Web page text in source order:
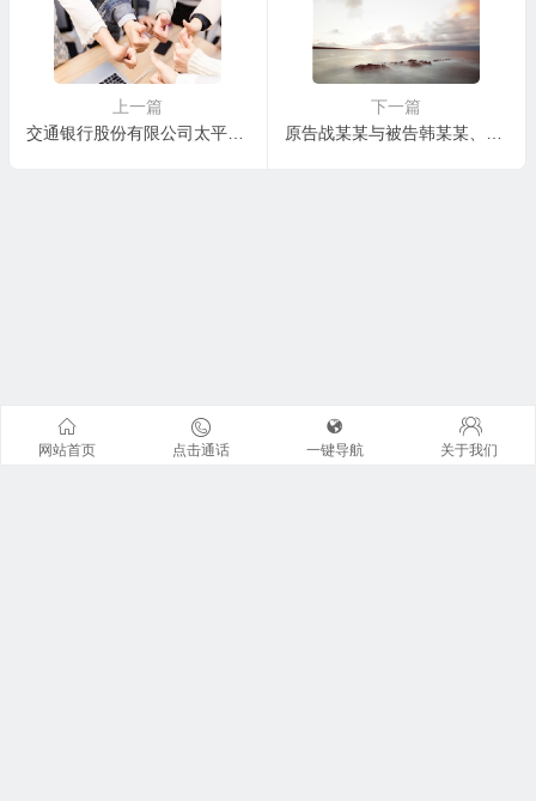
上一篇
交通银行股份有限公司太平洋信用卡中心武汉分中心与肖某辉信用卡纠纷一审民事判决书
下一篇
原告战某某与被告韩某某、陕西某某现代农业科技发展有限公司买卖合同纠纷一审民事判决书
网站首页 点击通话 一键导航 关于我们